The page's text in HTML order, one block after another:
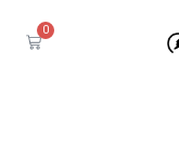
0
Cart